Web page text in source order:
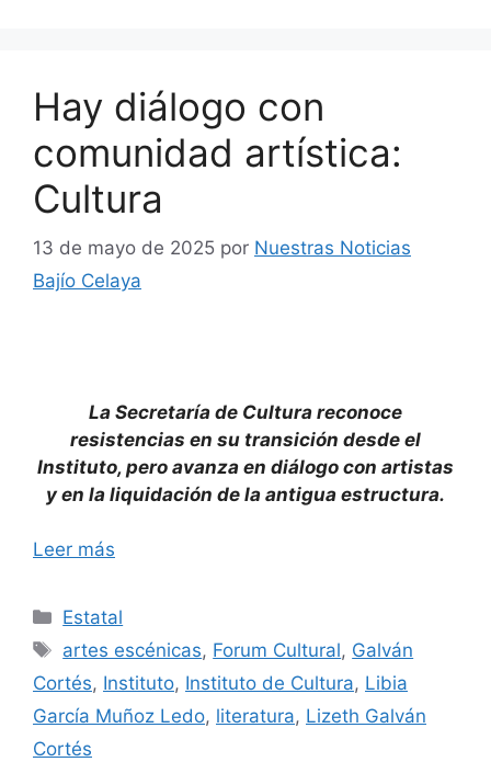
Hay diálogo con
comunidad artística:
Cultura
13 de mayo de 2025 por Nuestras Noticias
Bajío Celaya
La Secretaría de Cultura reconoce
resistencias en su transición desde el
Instituto, pero avanza en diálogo con artistas
y en la liquidación de la antigua estructura.
Leer más
Categorías
Estatal
Etiquetas
artes escénicas, Forum Cultural, Galván
Cortés, Instituto, Instituto de Cultura, Libia
García Muñoz Ledo, literatura, Lizeth Galván
Cortés